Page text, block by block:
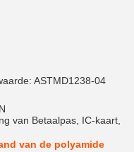
ASTMD1238-04
van Betaalpas, IC-kaart,
van de polyamide